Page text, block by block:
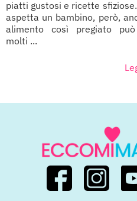
piatti gustosi e ricette
aspetta un bambino, però,
alimento così pregiato
molti ...